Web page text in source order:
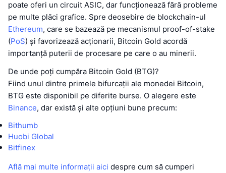
poate oferi un circuit ASIC, dar funcționează fără probleme
pe multe plăci grafice. Spre deosebire de blockchain-ul
Ethereum, care se bazează pe mecanismul proof-of-stake
(PoS) și favorizează acționarii, Bitcoin Gold acordă
importanță puterii de procesare pe care o au minerii.
De unde poți cumpăra Bitcoin Gold (BTG)?
Fiind unul dintre primele bifurcații ale monedei Bitcoin,
BTG este disponibil pe diferite burse. O alegere este
Binance, dar există și alte opțiuni bune precum:
Bithumb
Huobi Global
Bitfinex
Află mai multe informații aici despre cum să cumperi